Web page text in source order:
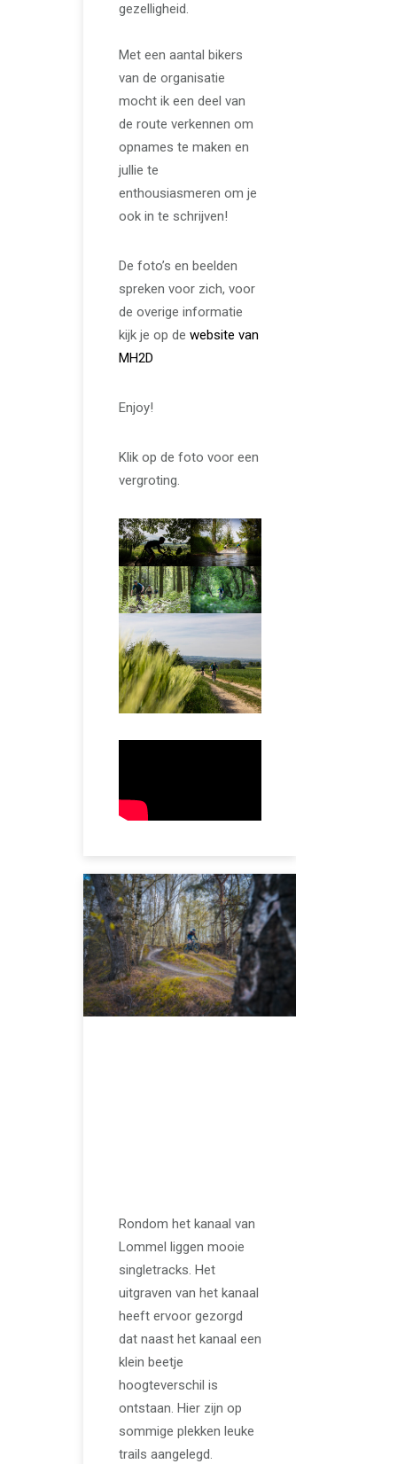
gezelligheid.
Met een aantal bikers
van de organisatie
mocht ik een deel van
de route verkennen om
opnames te maken en
jullie te
enthousiasmeren om je
ook in te schrijven!
De foto’s en beelden
spreken voor zich, voor
de overige informatie
kijk je op de website van
MH2D
Enjoy!
Klik op de foto voor een
vergroting.
Rondom het kanaal van
Lommel liggen mooie
singletracks. Het
uitgraven van het kanaal
heeft ervoor gezorgd
dat naast het kanaal een
klein beetje
hoogteverschil is
ontstaan. Hier zijn op
sommige plekken leuke
trails aangelegd.